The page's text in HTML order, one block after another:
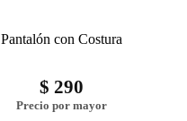
Pantalón con Costura
$ 290